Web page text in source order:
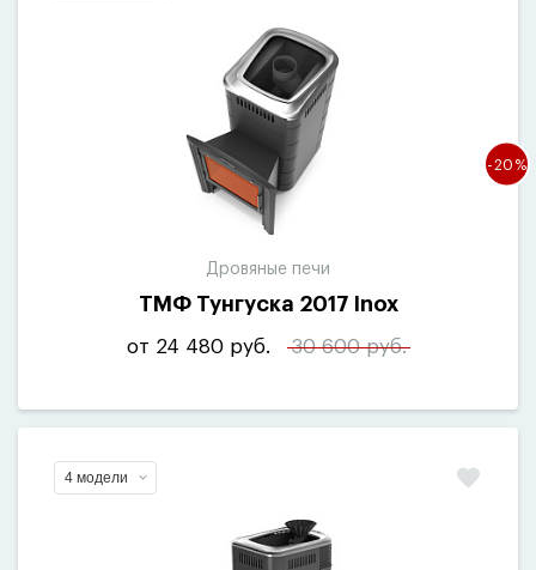
-20%
Дровяные печи
ТМФ Тунгуска 2017 Inox
от 24 480 руб. 30 600 руб.
4 модели